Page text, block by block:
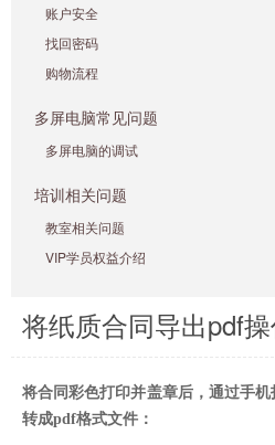
账户安全
找回密码
购物流程
多屏电脑常见问题
多屏电脑的调试
培训相关问题
教室相关问题
VIP学员权益介绍
将纸质合同导出pdf
将合同彩色打印并盖章后，通过手
转成pdf格式文件：